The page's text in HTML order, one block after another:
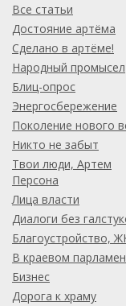
Все статьи
Достояние артёма
Сделано в артёме!
Народный промысел
Блиц-опрос
Энергосбережение
Поколение нового
Никто не забыт
Твои люди, Артем
Персона
Лица власти
Диалоги без
Благоустройство,
В краевом
Бизнес
Дорога к храму